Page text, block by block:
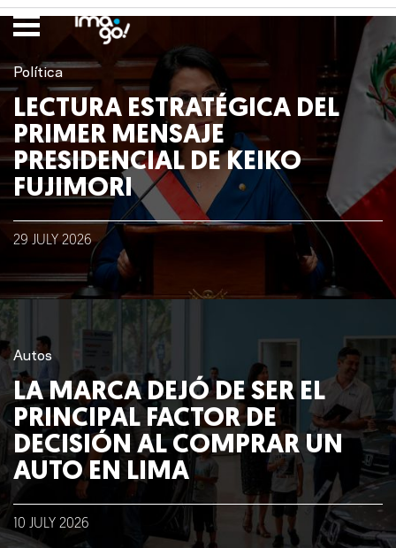
Política
LECTURA ESTRATÉGICA DEL
PRIMER MENSAJE
PRESIDENCIAL DE KEIKO
FUJIMORI
29 JULY 2026
Autos
LA MARCA DEJÓ DE SER EL
PRINCIPAL FACTOR DE
DECISIÓN AL COMPRAR UN
AUTO EN LIMA
10 JULY 2026